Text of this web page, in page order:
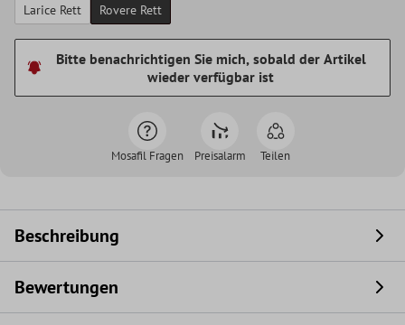
Larice Rett
Rovere Rett
Bitte benachrichtigen Sie mich, sobald der Artikel
wieder verfügbar ist
Mosafil Fragen Preisalarm Teilen
Beschreibung
Bewertungen